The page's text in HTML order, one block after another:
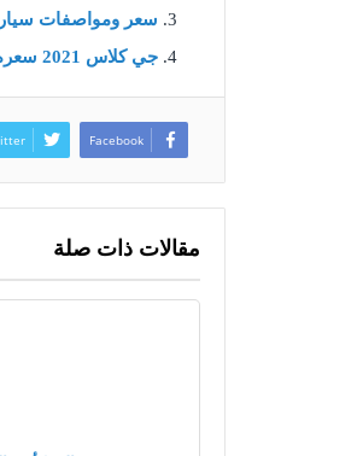
سعر ومواصفات سيارة دورانجو
جي كلاس 2021 سعره في السعودية ومواصفاتها
Facebook
مقالات ذات صلة